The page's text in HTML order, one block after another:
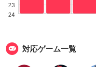
23
24
対応ゲーム一覧